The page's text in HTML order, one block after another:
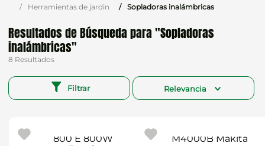
Herramientas de jardin
Sopladoras inalámbricas
Sopladoras
inalámbricas
8
Filtrar Relevancia